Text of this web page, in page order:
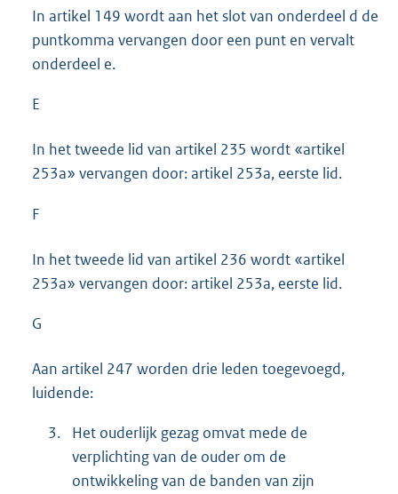
In artikel 149 wordt aan het slot van onderdeel d de
puntkomma vervangen door een punt en vervalt
onderdeel e.
E
In het tweede lid van artikel 235 wordt «artikel
253a» vervangen door: artikel 253a, eerste lid.
F
In het tweede lid van artikel 236 wordt «artikel
253a» vervangen door: artikel 253a, eerste lid.
G
Aan artikel 247 worden drie leden toegevoegd,
luidende:
3.
Het ouderlijk gezag omvat mede de
verplichting van de ouder om de
ontwikkeling van de banden van zijn